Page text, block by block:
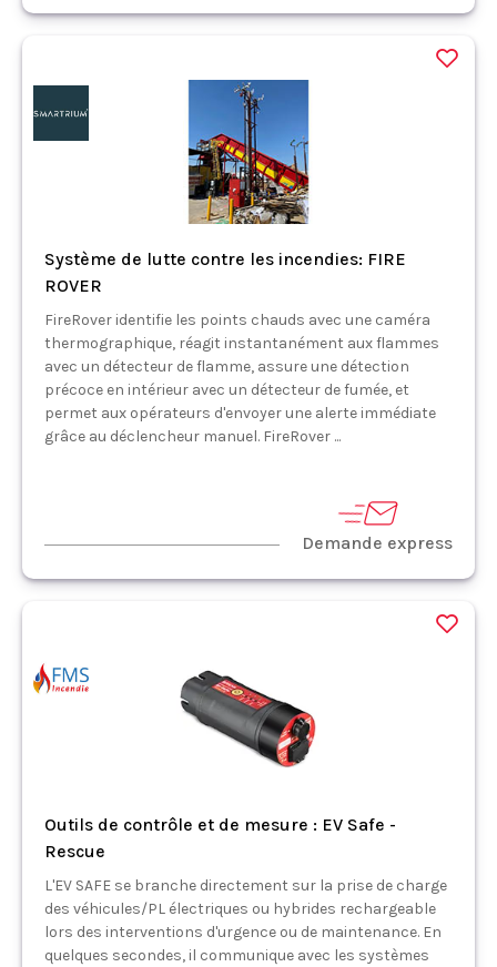
Système de lutte contre les incendies: FIRE
ROVER
FireRover identifie les points chauds avec une caméra
thermographique, réagit instantanément aux flammes
avec un détecteur de flamme, assure une détection
précoce en intérieur avec un détecteur de fumée, et
permet aux opérateurs d'envoyer une alerte immédiate
grâce au déclencheur manuel. FireRover ...
Demande express
Outils de contrôle et de mesure : EV Safe -
Rescue
L'EV SAFE se branche directement sur la prise de charge
des véhicules/PL électriques ou hybrides rechargeable
lors des interventions d'urgence ou de maintenance. En
quelques secondes, il communique avec les systèmes